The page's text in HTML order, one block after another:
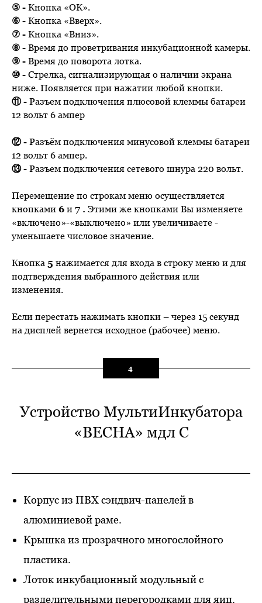
⑤ - Кнопка «ОК».
⑥ - Кнопка «Вверх».
⑦ - Кнопка «Вниз».
⑧ - Время до проветривания инкубационной камеры.
⑨ - Время до поворота лотка.
⑩ - Стрелка, сигнализирующая о наличии экрана
ниже. Появляется при нажатии любой кнопки.
⑪ - Разъем подключения плюсовой клеммы батареи
12 вольт 6 ампер
⑫ - Разъём подключения минусовой клеммы батареи
12 вольт 6 ампер.
⑬ - Разъем подключения сетевого шнура 220 вольт.
Перемещение по строкам меню осуществляется
кнопками 6 и 7 . Этими же кнопками Вы изменяете
«включено»-«выключено» или увеличиваете -
уменьшаете числовое значение.
Кнопка 5 нажимается для входа в строку меню и для
подтверждения выбранного действия или
изменения.
Если перестать нажимать кнопки – через 15 секунд
на дисплей вернется исходное (рабочее) меню.
4
Устройство МультиИнкубатора
«ВЕСНА» мдл С
Корпус из ПВХ сэндвич-панелей в
алюминиевой раме.
Крышка из прозрачного многослойного
пластика.
Лоток инкубационный модульный с
разделительными перегородками для яиц.